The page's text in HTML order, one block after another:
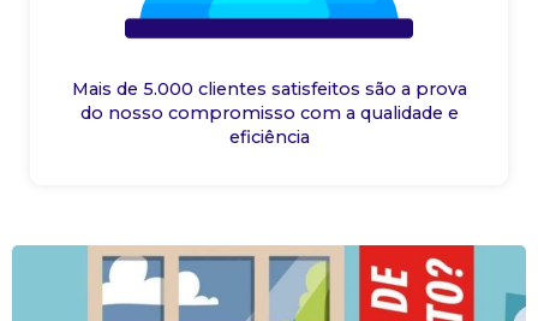
Mais de 5.000 clientes satisfeitos são a prova
do nosso compromisso com a qualidade e
eficiência